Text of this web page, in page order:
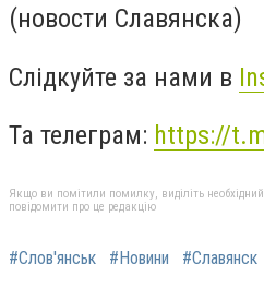
(новости Славянска)
Слідкуйте за нами в
Та телеграм: https://
Якщо ви помітили помилку, виділіть
повідомити про це редакцію
#Слов'янськ #Новини #Славянск